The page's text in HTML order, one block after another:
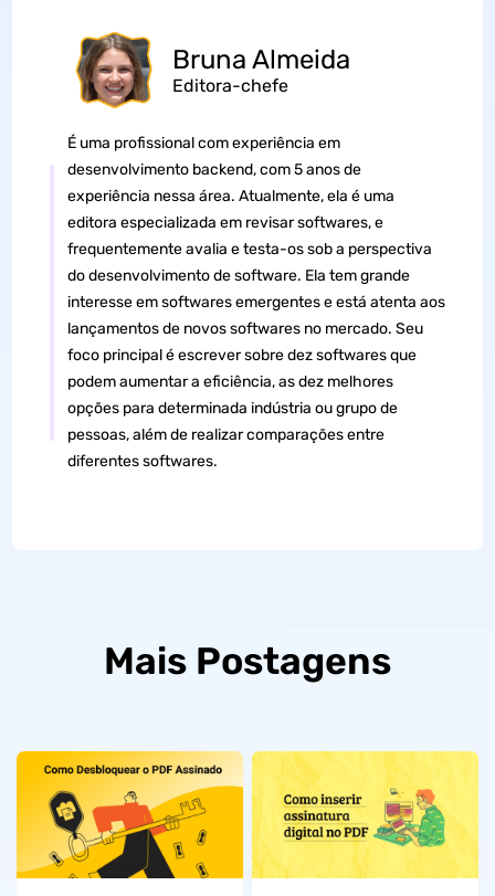
Bruna Almeida
Editora-chefe
É uma profissional com experiência em
desenvolvimento backend, com 5 anos de
experiência nessa área. Atualmente, ela é uma
editora especializada em revisar softwares, e
frequentemente avalia e testa-os sob a perspectiva
do desenvolvimento de software. Ela tem grande
interesse em softwares emergentes e está atenta aos
lançamentos de novos softwares no mercado. Seu
foco principal é escrever sobre dez softwares que
podem aumentar a eficiência, as dez melhores
opções para determinada indústria ou grupo de
pessoas, além de realizar comparações entre
diferentes softwares.
Mais Postagens